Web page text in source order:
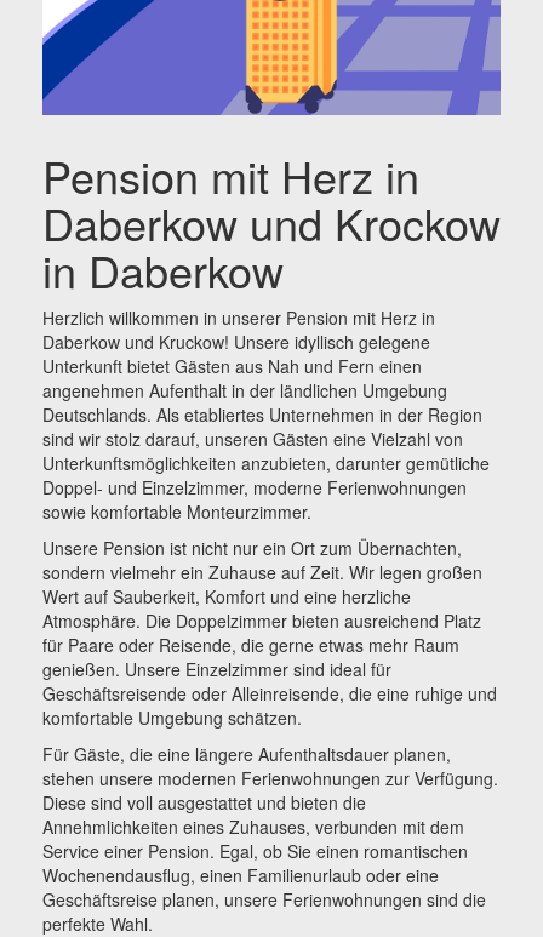
Pension mit Herz in
Daberkow und Krockow
in Daberkow
Herzlich willkommen in unserer Pension mit Herz in
Daberkow und Kruckow! Unsere idyllisch gelegene
Unterkunft bietet Gästen aus Nah und Fern einen
angenehmen Aufenthalt in der ländlichen Umgebung
Deutschlands. Als etabliertes Unternehmen in der Region
sind wir stolz darauf, unseren Gästen eine Vielzahl von
Unterkunftsmöglichkeiten anzubieten, darunter gemütliche
Doppel- und Einzelzimmer, moderne Ferienwohnungen
sowie komfortable Monteurzimmer.
Unsere Pension ist nicht nur ein Ort zum Übernachten,
sondern vielmehr ein Zuhause auf Zeit. Wir legen großen
Wert auf Sauberkeit, Komfort und eine herzliche
Atmosphäre. Die Doppelzimmer bieten ausreichend Platz
für Paare oder Reisende, die gerne etwas mehr Raum
genießen. Unsere Einzelzimmer sind ideal für
Geschäftsreisende oder Alleinreisende, die eine ruhige und
komfortable Umgebung schätzen.
Für Gäste, die eine längere Aufenthaltsdauer planen,
stehen unsere modernen Ferienwohnungen zur Verfügung.
Diese sind voll ausgestattet und bieten die
Annehmlichkeiten eines Zuhauses, verbunden mit dem
Service einer Pension. Egal, ob Sie einen romantischen
Wochenendausflug, einen Familienurlaub oder eine
Geschäftsreise planen, unsere Ferienwohnungen sind die
perfekte Wahl.